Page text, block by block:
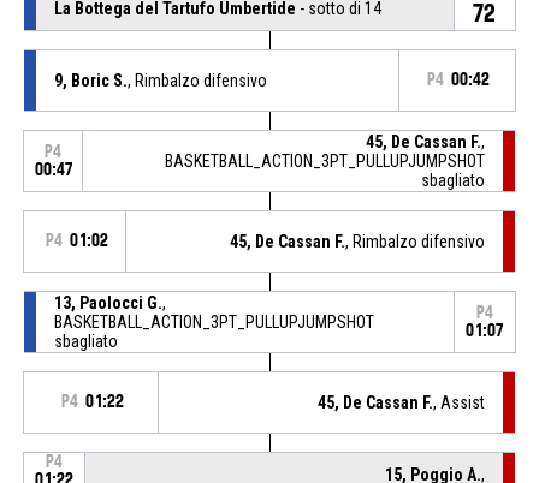
La Bottega del Tartufo Umbertide - sotto di 14
72
9, Boric S., Rimbalzo difensivo P4 00:42
P4
00:47
45, De Cassan F.,
BASKETBALL_ACTION_3PT_PULLUPJUMPSHOT
sbagliato
P4 01:02 45, De Cassan F., Rimbalzo difensivo
13, Paolocci G.,
BASKETBALL_ACTION_3PT_PULLUPJUMPSHOT
sbagliato
P4
01:07
P4 01:22 45, De Cassan F., Assist
P4
15, Poggio A.,